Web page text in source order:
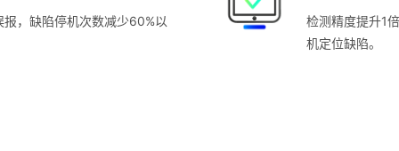
，缺陷停机次数减少60%以
检测精度提升1
机定位缺陷。